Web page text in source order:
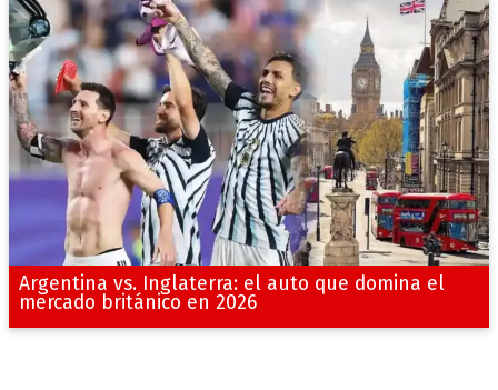
Argentina vs. Inglaterra: el auto que domina el
mercado británico en 2026